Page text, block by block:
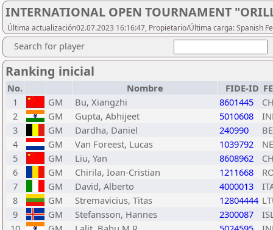
INTERNATIONAL OPEN TOURNAMENT
Última actualización02.07.2023 16:16:47, Propietario/Última carga: Spanish
Search for player
Ranking inicial
No. Nombre FIDE-ID
1
GM Bu, Xiangzhi 8601445
2
GM Gupta, Abhijeet 5010608
3
GM Dardha, Daniel 240990
4
GM Van Foreest, Lucas 1039792
5
GM Liu, Yan 8608962
6
GM Chirila, Ioan-Cristian 1211668
7
GM David, Alberto 4000013
8
GM Stremavicius, Titas 12804444
9
GM Stefansson, Hannes 2300087